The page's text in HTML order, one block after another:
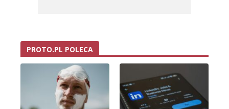
PROTO.PL POLECA